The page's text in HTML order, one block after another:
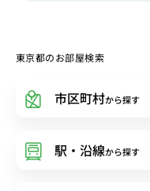
東京都のお部屋検索
市区町村から探す
駅・沿線から探す